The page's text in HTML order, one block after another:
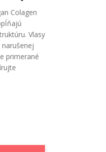
Colagen
Vlasy
primerané